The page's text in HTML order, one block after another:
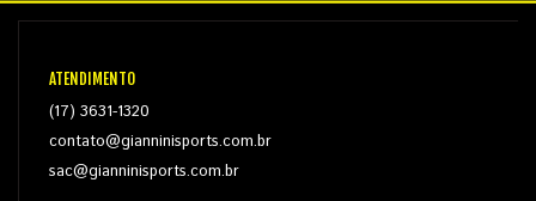
ATENDIMENTO
(17) 3631-1320
contato@gianninisports.com.br
sac@gianninisports.com.br